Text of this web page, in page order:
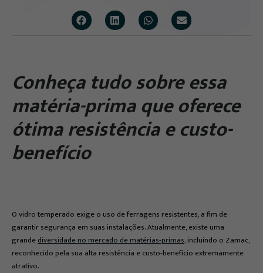
Conheça tudo sobre essa
matéria-prima que oferece
ótima resistência e custo-
benefício
O vidro temperado exige o uso de ferragens resistentes, a fim de
garantir segurança em suas instalações. Atualmente, existe uma
grandediversidade no mercado de matérias-primas, incluindo o Zamac,
reconhecido pela sua alta resistência e custo-benefício extremamente
atrativo.